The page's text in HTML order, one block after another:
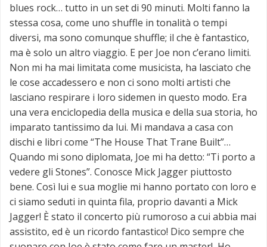
blues rock… tutto in un set di 90 minuti. Molti fanno la
stessa cosa, come uno shuffle in tonalità o tempi
diversi, ma sono comunque shuffle; il che è fantastico,
ma è solo un altro viaggio. E per Joe non c’erano limiti.
Non mi ha mai limitata come musicista, ha lasciato che
le cose accadessero e non ci sono molti artisti che
lasciano respirare i loro sidemen in questo modo. Era
una vera enciclopedia della musica e della sua storia, ho
imparato tantissimo da lui. Mi mandava a casa con
dischi e libri come “The House That Trane Built”…
Quando mi sono diplomata, Joe mi ha detto: “Ti porto a
vedere gli Stones”. Conosce Mick Jagger piuttosto
bene. Così lui e sua moglie mi hanno portato con loro e
ci siamo seduti in quinta fila, proprio davanti a Mick
Jagger! È stato il concerto più rumoroso a cui abbia mai
assistito, ed è un ricordo fantastico! Dico sempre che